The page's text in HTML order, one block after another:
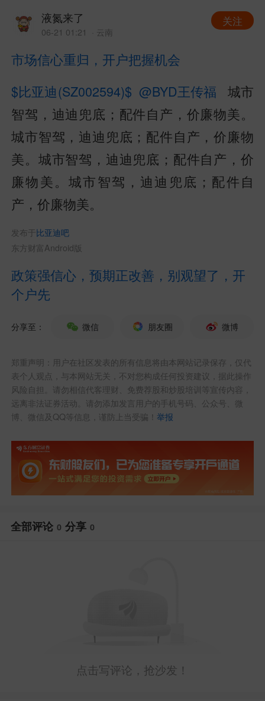
液氮来了
06-21 01:21 · 云南
关注
市场信心重归，开户把握机会
$比亚迪(SZ002594)$ @BYD王传福
城市
智驾，迪迪兜底；配件自产，价廉物美。
城市智驾，迪迪兜底；配件自产，价廉物
美。城市智驾，迪迪兜底；配件自产，价
廉物美。城市智驾，迪迪兜底；配件自
产，价廉物美。
发布于 比亚迪吧
东方财富Android版
政策强信心，预期正改善，别观望了，开
个户先
分享至： 微信 朋友圈 微博
郑重声明：用户在社区发表的所有信息将由本网站记录保存，仅代
表个人观点，与本网站无关，不对您构成任何投资建议，据此操作
风险自担。请勿相信代客理财、免费荐股和炒股培训等宣传内容，
远离非法证券活动。请勿添加发言用户的手机号码、公众号、微
博、微信及QQ等信息，谨防上当受骗！举报
全部评论 0 分享 0
点击写评论，抢沙发！